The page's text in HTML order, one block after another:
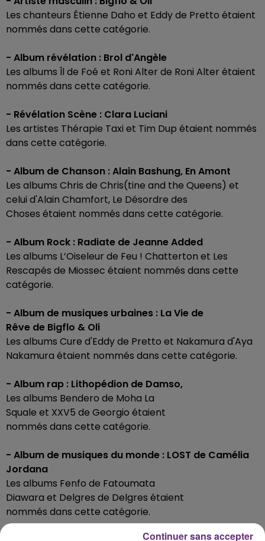
Les chanteurs Étienne Daho et Eddy de Pretto étaient
nommés dans cette catégorie.
- Album révélation : Brol d'Angèle
Les albums Îl de Foé et Roni Alter de Roni Alter étaient
nommés dans cette catégorie.
- Révélation Scène : Clara Luciani
Les artistes Thérapie Taxi et Tim Dup étaient nommés
dans cette catégorie.
- Album de Chanson : Alain Bashung, En Amont
Les albums Chris de Chris(tine and the Queens) et
celui d'Alain Chamfort, Le Désordre des
Choses étaient nommés dans cette catégorie.
- Album Rock : Radiate de Jeanne Added
Les albums L’Oiseleur de Feu ! Chatterton et Les
Rescapés de Miossec étaient nommés dans cette
catégorie.
- Album de musiques urbaines : La Vie de
Rêve de Bigflo & Oli
Les albums Cure d'Eddy de Pretto et Nakamura d'Aya
Nakamura étaient nommés dans cette catégorie.
- Album rap : Lithopédion de Damso,
Les albums Bendero de Moha La
Squale et XXV5 de Georgio étaient
nommés dans cette catégorie.
- Album de musiques du monde : LOST de Camélia
Jordana
Les albums Fenfo de Fatoumata
Diawara et Delgres de Delgres étaient
nommés dans cette catégorie.
Continuer sans accepter